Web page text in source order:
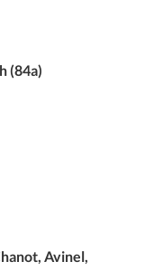
(84a)
Avinel,